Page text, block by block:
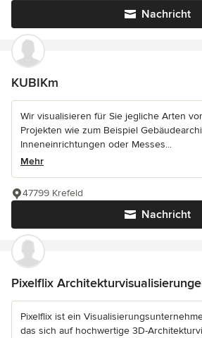
Nachricht
KUBIKm
Wir visualisieren für Sie jegliche Arten
Projekten wie zum Beispiel
Inneneinrichtungen oder Messes...
Mehr
Nachricht
47799 Krefeld
Pixelflix
Pixelflix ist ein
das sich auf hochwertige 3D-